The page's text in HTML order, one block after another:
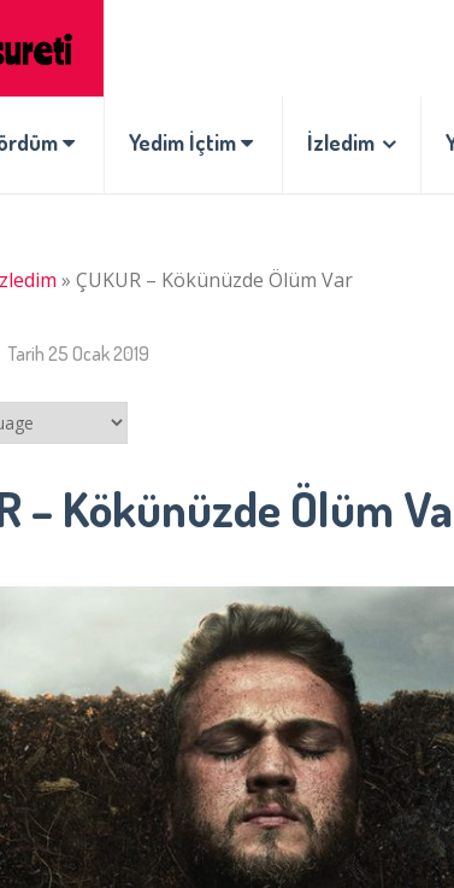
Yedim İçtim İzledim
» ÇUKUR – Kökünüzde Ölüm Var
Tarih 25 Ocak 2019
– Kökünüzde Ölüm